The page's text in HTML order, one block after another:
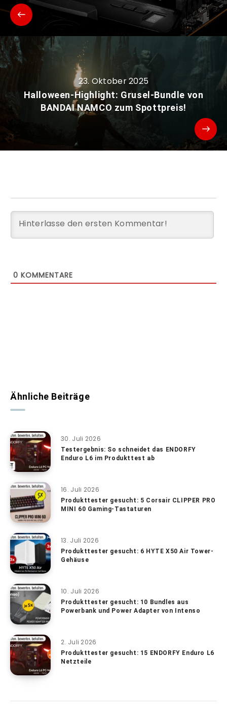
23. Oktober 2025
Halloween-Highlight: Grusel-Bundle von
BANDAI NAMCO zum Spottpreis!
0 KOMMENTARE
Ähnliche Beiträge
30. Juli 2026
Testergebnis: So schneidet das ENDORFY
Enduro L6 im Produkttest ab
16. Juli 2026
Produkttester gesucht: 5 Corsair CLIPPER PRO
MINI 60 Gaming-Tastaturen
13. Juli 2026
Produkttester gesucht: 6 HYTE X50 Air Tower-
Gehäuse
10. Juli 2026
Produkttester gesucht: 10 Bundles aus
Powerbank und Power Adapter von Intenso
2. Juli 2026
Produkttester gesucht: 15 ENDORFY Enduro L6
Netzteile